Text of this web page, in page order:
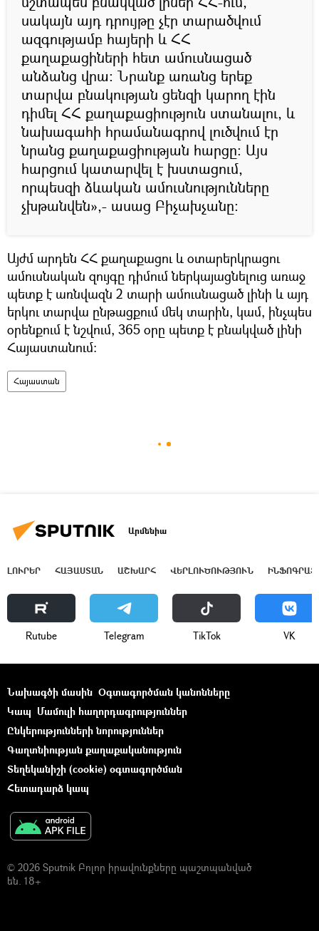
սակայն այդ դրույթը չէր տարածվում
ազգությամբ հայերի և ՀՀ
քաղաքացիների հետ ամուսնացած
անձանց վրա։ Նրանք առանց երեք
տարվա բնակության ցենզի կարող էին
դիմել ՀՀ քաղաքացիություն ստանալու, և
նախագահի հրամանագրով լուծվում էր
նրանց քաղաքացիության հարցը։ Այս
հարցում կատարվել է խստացում,
որպեսզի ձևական ամուսնությունները
չխթանվեն»,- ասաց Բիչախչանը։
Այժմ արդեն ՀՀ քաղաքացու և օտարերկրացու
ամուսնական զույգը դիմում ներկայացնելուց առաջ
պետք է առնվազն 2 տարի ամուսնացած լինի և այդ
երկու տարվա ընթացքում մեկ տարին, կամ, ինչպես
օրենքում է նշվում, 365 օրը պետք է բնակված լինի
Հայաստանում։
Հայաստան
Արմենիա
ԼՈՒՐԵՐ ՀԱՅԱՍՏԱՆ ԱՇԽԱՐՀ ՎԵՐԼՈՒԾՈՒԹՅՈՒՆ
Rutube Telegram ТikТоk VK
Նախագծի մասին Օգտագործման կանոնները
Կապ Մամուլի հաղորդագրություններ
Ընկերությունների նորություններ
Գաղտնիության քաղաքականություն
Տեղեկանիշի (cookie) օգտագործման
Հետադարձ կապ
© 2026 Sputnik Բոլոր իրավունքները պաշտպանված
են. 18+